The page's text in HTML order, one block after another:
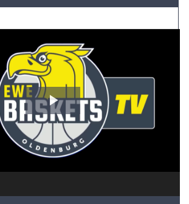
Video
abspielen